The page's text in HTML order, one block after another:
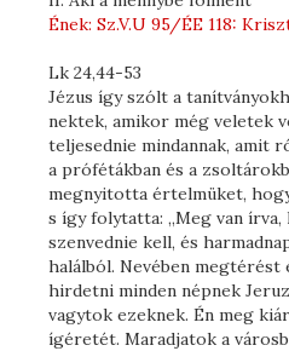
Ének: Sz.V.U 95/ÉE 118:
Lk 24,44-53
Jézus így szólt a
nektek, amikor még veletek
teljesednie mindannak, amit
a prófétákban és a
megnyitotta értelmüket,
s így folytatta: „Meg van írva,
szenvednie kell, és
halálból. Nevében megtérést
hirdetni minden népnek
vagytok ezeknek. Én meg
ígéretét. Maradjatok a